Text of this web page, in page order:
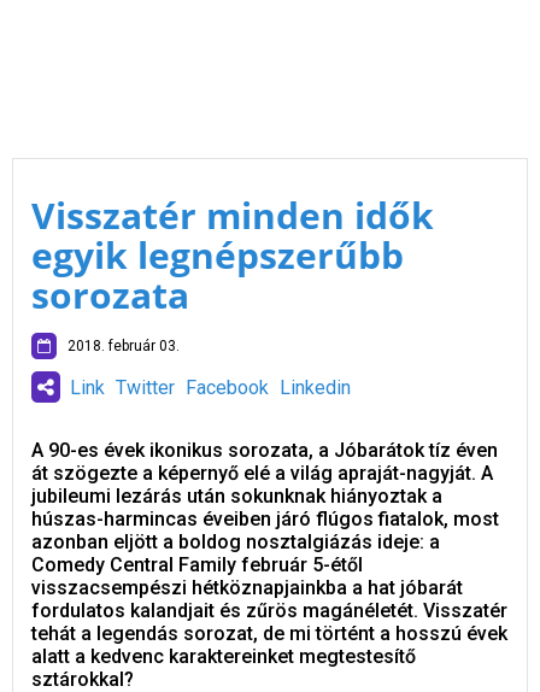
Visszatér minden idők
egyik legnépszerűbb
sorozata
2018. február 03.
Link Twitter Facebook Linkedin
A 90-es évek ikonikus sorozata, a Jóbarátok tíz éven
át szögezte a képernyő elé a világ apraját-nagyját. A
jubileumi lezárás után sokunknak hiányoztak a
húszas-harmincas éveiben járó flúgos fiatalok, most
azonban eljött a boldog nosztalgiázás ideje: a
Comedy Central Family február 5-étől
visszacsempészi hétköznapjainkba a hat jóbarát
fordulatos kalandjait és zűrös magánéletét. Visszatér
tehát a legendás sorozat, de mi történt a hosszú évek
alatt a kedvenc karaktereinket megtestesítő
sztárokkal?